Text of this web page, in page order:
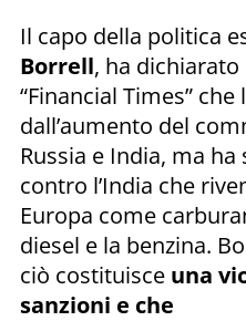
Il capo della politica
Borrell, ha dichiarato
“Financial Times”
dall’aumento del
Russia e India, ma
contro l’India che
Europa come
diesel e la benzina.
ciò costituisce una
sanzioni e che